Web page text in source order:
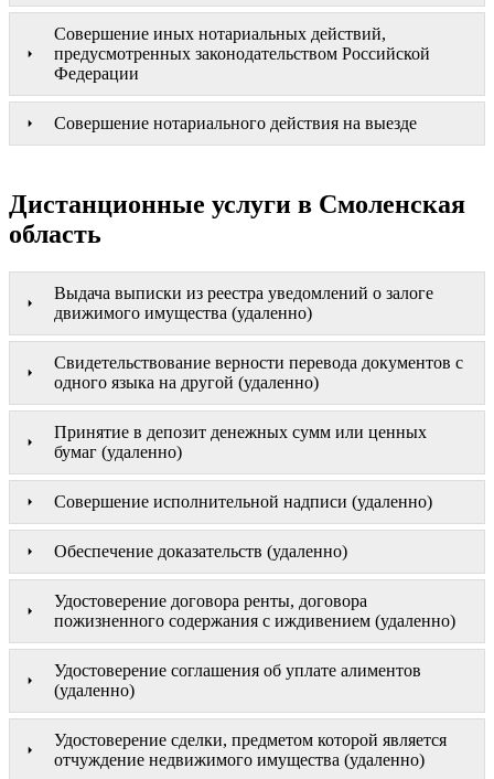
Совершение иных нотариальных действий,
предусмотренных законодательством Российской
Федерации
Совершение нотариального действия на выезде
Дистанционные услуги в Смоленская
область
Выдача выписки из реестра уведомлений о залоге
движимого имущества (удаленно)
Свидетельствование верности перевода документов с
одного языка на другой (удаленно)
Принятие в депозит денежных сумм или ценных
бумаг (удаленно)
Совершение исполнительной надписи (удаленно)
Обеспечение доказательств (удаленно)
Удостоверение договора ренты, договора
пожизненного содержания с иждивением (удаленно)
Удостоверение соглашения об уплате алиментов
(удаленно)
Удостоверение сделки, предметом которой является
отчуждение недвижимого имущества (удаленно)